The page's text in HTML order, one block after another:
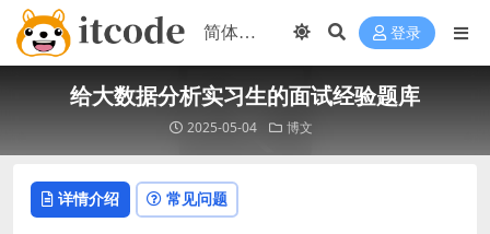
登录
给大数据分析实习生的面试经验题库
2025-05-04 博文
详情介绍 常见问题